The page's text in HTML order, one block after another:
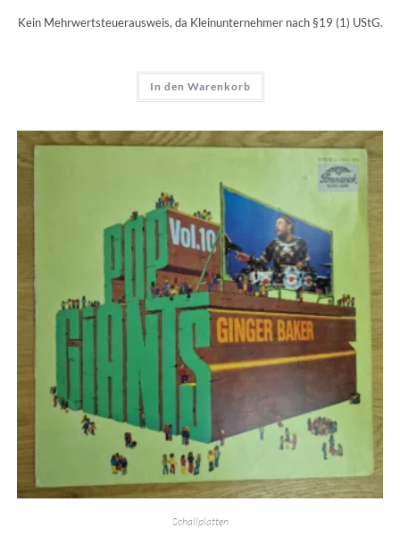
Kein Mehrwertsteuerausweis, da Kleinunternehmer nach §19 (1) UStG.
In den Warenkorb
Schallplatten